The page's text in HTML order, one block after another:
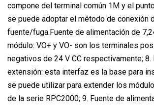
compone del terminal común 1M y el
se puede adoptar el método de conexión
fuente/fuga.Fuente de alimentación de
módulo: VO+ y VO- son los terminales
negativos de 24 V CC respectivamente;
extensión: esta interfaz es la base para
se puede utilizar para extender los
de la serie RPC2000; 9. Fuente de